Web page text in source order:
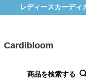
レディースカーディ
Cardibloom
商品を検索する